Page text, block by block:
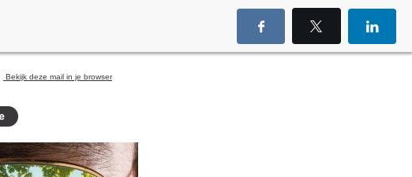
Bekijk deze mail in je browser